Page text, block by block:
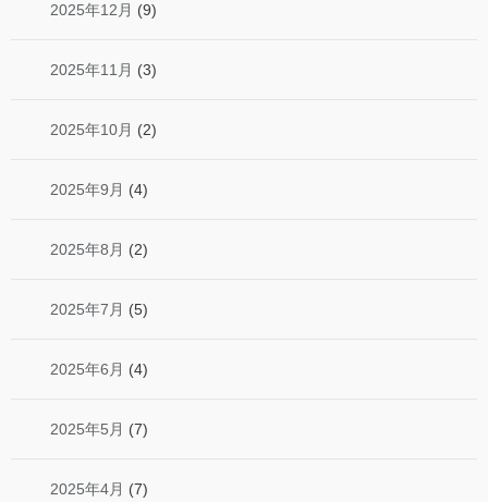
2025年12月 (9)
2025年11月 (3)
2025年10月 (2)
2025年9月 (4)
2025年8月 (2)
2025年7月 (5)
2025年6月 (4)
2025年5月 (7)
2025年4月 (7)